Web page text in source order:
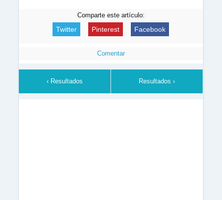
Comparte este artículo:
Twitter Pinterest Facebook
Comentar
‹ Resultados Resultados ›